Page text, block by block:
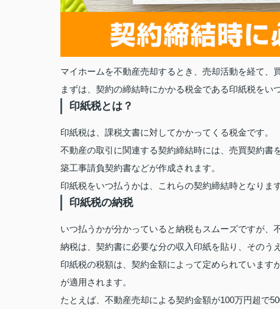
マイホームを不動産売却するとき、売却活動を経て、
まずは、契約の締結時にかかる税金である印紙税をい
印紙税とは？
印紙税は、課税文書に対してかかってくる税金です。
不動産の取引に関連する契約締結時には、売買契約
築工事請負契約書などが作成されます。
印紙税をいつ払うかは、これらの契約締結時となります
印紙税の納税
いつ払うかが分かっていると納税もスムーズですが、
納税は、契約書に必要な分の収入印紙を貼り、そのう
印紙税の税額は、契約金額によって定められています
が適用されます。
たとえば、不動産売却による契約金額が100万円超で